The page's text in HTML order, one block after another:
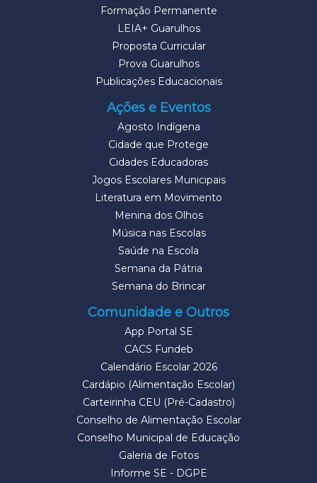
Formação Permanente
LEIA+ Guarulhos
Proposta Curricular
Prova Guarulhos
Publicações Educacionais
Ações e Eventos
Agosto Indígena
Cidade que Protege
Cidades Educadoras
Jogos Escolares Municipais
Literatura em Movimento
Menina dos Olhos
Música nas Escolas
Saúde na Escola
Semana da Pátria
Semana do Brincar
Comunidade e Outros
App Portal SE
CACS Fundeb
Calendário Escolar 2026
Cardápio (Alimentação Escolar)
Carteirinha CEU (Pré-Cadastro)
Conselho de Alimentação Escolar
Conselho Municipal de Educação
Galeria de Fotos
Informe SE - DGPE